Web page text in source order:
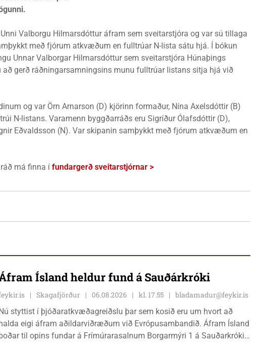
Valborgu Hilmarsdóttur áfram sem sveitarstjóra og var sú tillaga
með fjórum atkvæðum en fulltrúar N-lista sátu hjá. Í bókun
Unnar Valborgar Hilmarsdóttur sem sveitarstjóra Húnaþings
gerð ráðningarsamningsins munu fulltrúar listans sitja hjá við
og var Örn Arnarson (D) kjörinn formaður, Nína Axelsdóttir (B)
N-listans. Varamenn byggðarráðs eru Sigríður Ólafsdóttir (D),
Eðvaldsson (N). Var skipanin samþykkt með fjórum atkvæðum en
má finna í fundargerð sveitarstjórnar >
Ísland heldur fund á Sauðárkróki
Skagafjörður 06.08.2026 kl. 17.55
bladamadur@feykir.is
styttist í þjóðaratkvæðagreiðslu þar sem kosið eru um hvort að
eigi áfram aðildarviðræðum við Evrópusambandið. Áfram Ísland
til opins fundar á Frímúrarasalnum Borgarmýri 1 á Sauðarkróki,